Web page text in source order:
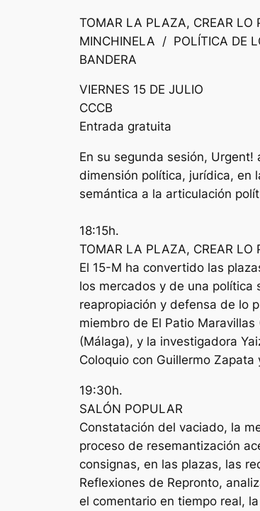
TOMAR LA PLAZA, CREAR
MINCHINELA / POLÍTICA DE
BANDERA
VIERNES 15 DE JULIO
CCCB
Entrada gratuita
En su segunda sesión,
dimensión política, jurídica, en
semántica a la articulación
18:15h.
TOMAR LA PLAZA, CREAR LO
El 15-M ha convertido las
los mercados y de una política
reapropiación y defensa de lo
miembro de El Patio
(Málaga), y la investigadora
Coloquio con Guillermo
19:30h.
SALÓN POPULAR
Constatación del vaciado, la
proceso de resemantización
consignas, en las plazas, las
Reflexiones de Repronto,
el comentario en tiempo real,